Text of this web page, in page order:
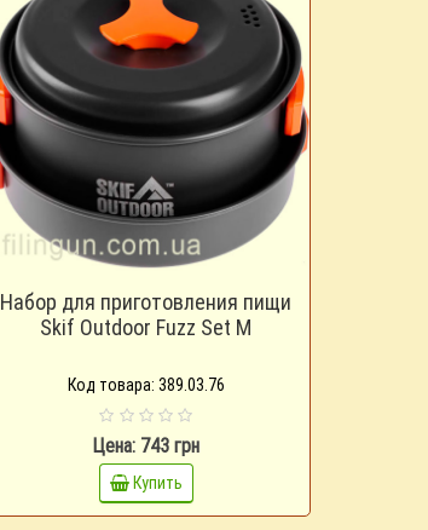
Набор для приготовления пищи
Skif Outdoor Fuzz Set M
Код товара: 389.03.76
Цена: 743 грн
Купить